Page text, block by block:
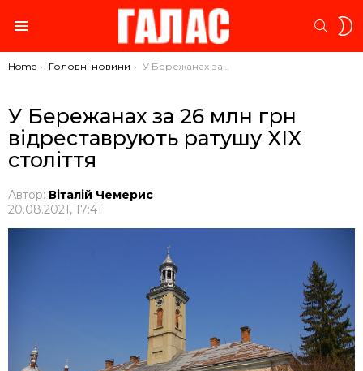
You are here:
Home Головні новини У Бережанах за 26 млн грн відреставрують ратушу XIX століття
У Бережанах за 26 млн грн
відреставрують ратушу XIX
століття
Автор: Віталій Чемерис
20.08.2021, 17:41